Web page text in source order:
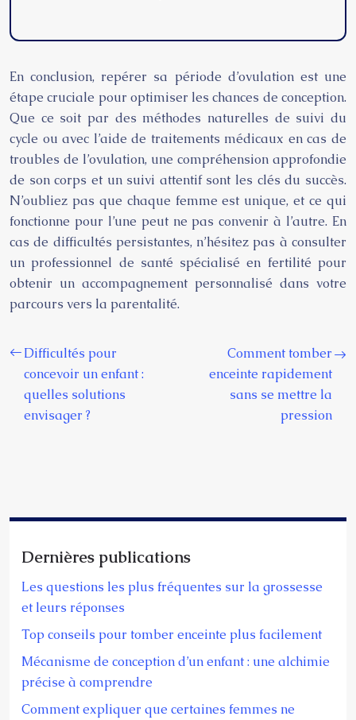
En conclusion, repérer sa période d’ovulation est une
étape cruciale pour optimiser les chances de conception.
Que ce soit par des méthodes naturelles de suivi du
cycle ou avec l’aide de traitements médicaux en cas de
troubles de l’ovulation, une compréhension approfondie
de son corps et un suivi attentif sont les clés du succès.
N’oubliez pas que chaque femme est unique, et ce qui
fonctionne pour l’une peut ne pas convenir à l’autre. En
cas de difficultés persistantes, n’hésitez pas à consulter
un professionnel de santé spécialisé en fertilité pour
obtenir un accompagnement personnalisé dans votre
parcours vers la parentalité.
Difficultés pour
concevoir un enfant :
quelles solutions
envisager ?
Comment tomber
enceinte rapidement
sans se mettre la
pression
Dernières publications
Les questions les plus fréquentes sur la grossesse
et leurs réponses
Top conseils pour tomber enceinte plus facilement
Mécanisme de conception d’un enfant : une alchimie
précise à comprendre
Comment expliquer que certaines femmes ne